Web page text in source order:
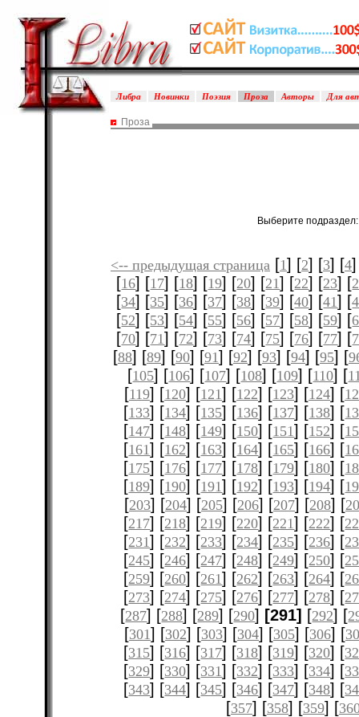
Либра Новинки Поэзия Проза Авторы Для
Проза
Выберите
<-- предыдущая страница [1] [2] [3] [4
[16] [17] [18] [19] [20] [21] [22] [23] [
[34] [35] [36] [37] [38] [39] [40] [41] [
[52] [53] [54] [55] [56] [57] [58] [59] [
[70] [71] [72] [73] [74] [75] [76] [77] [
[88] [89] [90] [91] [92] [93] [94] [95] [
[105] [106] [107] [108] [109] [110] [
[119] [120] [121] [122] [123] [124] [
[133] [134] [135] [136] [137] [138] [
[147] [148] [149] [150] [151] [152] [
[161] [162] [163] [164] [165] [166] [
[175] [176] [177] [178] [179] [180] [
[189] [190] [191] [192] [193] [194] [
[203] [204] [205] [206] [207] [208] [
[217] [218] [219] [220] [221] [222] [
[231] [232] [233] [234] [235] [236] [
[245] [246] [247] [248] [249] [250] [
[259] [260] [261] [262] [263] [264] [
[273] [274] [275] [276] [277] [278] [
[287] [288] [289] [290] [291] [292] [
[301] [302] [303] [304] [305] [306] [
[315] [316] [317] [318] [319] [320] [
[329] [330] [331] [332] [333] [334] [
[343] [344] [345] [346] [347] [348] [
[357] [358] [359] [